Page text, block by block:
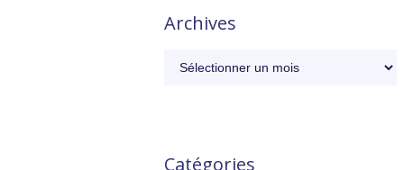
Archives
Catégories